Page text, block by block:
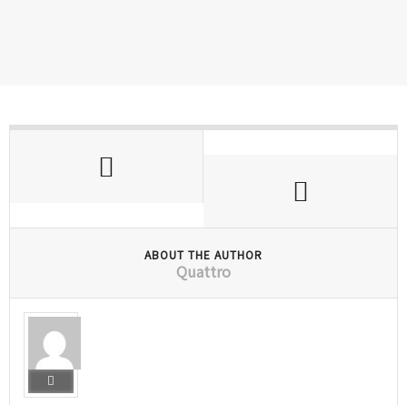
ABOUT THE AUTHOR
Quattro